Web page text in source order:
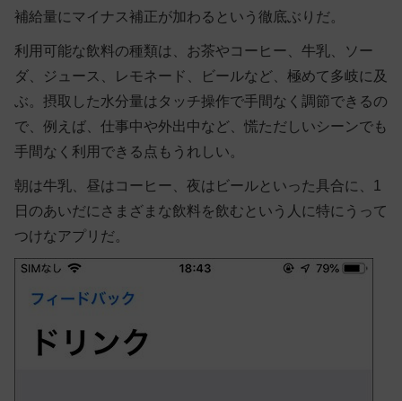
補給量にマイナス補正が加わるという徹底ぶりだ。
利用可能な飲料の種類は、お茶やコーヒー、牛乳、ソー
ダ、ジュース、レモネード、ビールなど、極めて多岐に及
ぶ。摂取した水分量はタッチ操作で手間なく調節できるの
で、例えば、仕事中や外出中など、慌ただしいシーンでも
手間なく利用できる点もうれしい。
朝は牛乳、昼はコーヒー、夜はビールといった具合に、1
日のあいだにさまざまな飲料を飲むという人に特にうって
つけなアプリだ。